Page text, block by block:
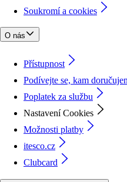
Soukromí a cookies
O nás
Přístupnost
Podívejte se, kam
Poplatek za službu
Nastavení Cookies
Možnosti platby
itesco.cz
Clubcard